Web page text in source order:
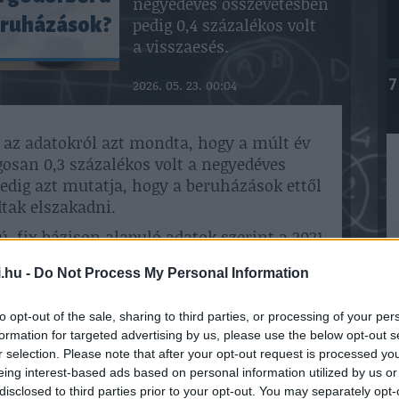
- Do Not Process My Personal Information
opt-out of the sale, sharing to third parties, or processing of your
for targeted advertising by us, please use the below opt-out
selection. Please note that after your opt-out request is processed
interest-based ads based on personal information utilized by us
to third parties prior to your opt-out. You may separately
pedig 0,4 százalékos volt
a visszaesés.
2026. 05. 23. 00:04
adatokról azt mondta, hogy a múlt év
0,3 százalékos volt a negyedéves
azt mutatja, hogy a beruházások ettől
elszakadni.
fix bázison alapuló adatok szerint a 2021-
a pozitív tartományban a beruházások.
maradtak el az öt évvel ezelőtti
két számjegyű volt a lemaradás.
időszakban a kiadott építési
a folyamatban lévő
gyár hozzájárulhat a beruházások